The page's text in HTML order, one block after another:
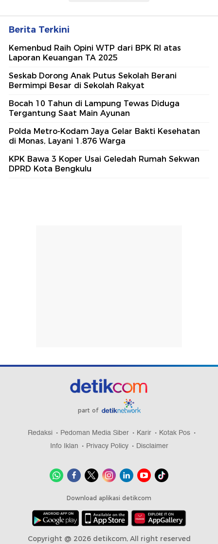
Berita Terkini
Kemenbud Raih Opini WTP dari BPK RI atas
Laporan Keuangan TA 2025
Seskab Dorong Anak Putus Sekolah Berani
Bermimpi Besar di Sekolah Rakyat
Bocah 10 Tahun di Lampung Tewas Diduga
Tergantung Saat Main Ayunan
Polda Metro-Kodam Jaya Gelar Bakti Kesehatan
di Monas, Layani 1.876 Warga
KPK Bawa 3 Koper Usai Geledah Rumah Sekwan
DPRD Kota Bengkulu
part of
Redaksi Pedoman Media Siber Karir
Kotak Pos
Info Iklan
Privacy Policy Disclaimer
Download aplikasi detikcom
Copyright @ 2026 detikcom, All right reserved